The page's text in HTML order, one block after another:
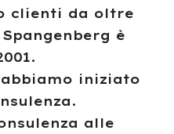
clienti da oltre
è
iniziato
alle